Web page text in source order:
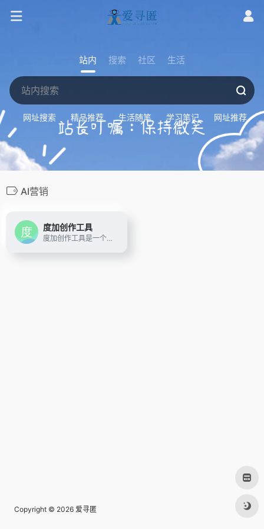
站内 搜索 社区 生活
网址搜索 精品推荐 生活随笔 学习笔记 网址推荐
AI营销
度加创作工具
度加创作工具是一个百度出品的、人人可用的AIGC创作平台。度加致力于通过AI能力降低内容生成门槛，提升创作效率，一站式聚合百度AIGC能力，引领跨时代的内容生产方式。度加的主要功能包括AI成片（图文成片/文字成片）、AI数字人等。自2022年3月百家号开放内测以来，一年时间共计超过45万+百度创作者使用AIGC技术能力，创作700万篇+作品，百度累计分发量超过200亿+。
Copyright © 2026 爱寻匿